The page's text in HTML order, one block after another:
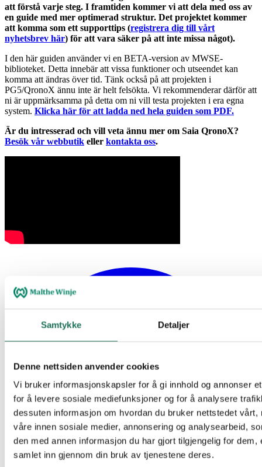
Samtykke Detaljer
Denne nettsiden anvender cookies
Vi bruker informasjonskapsler for å gi innhold og annonser
for å levere sosiale mediefunksjoner og for å analysere
dessuten informasjon om hvordan du bruker nettstedet vårt,
våre innen sosiale medier, annonsering og analysearbeid,
den med annen informasjon du har gjort tilgjengelig for dem,
samlet inn gjennom din bruk av tjenestene deres.
att förstå varje steg. I framtiden kommer vi att dela med oss av
en guide med mer optimerad struktur. Det projektet kommer
att komma som ett supporttips (registrera dig till vårt
nyhetsbrev här) för att vara säker på att inte missa något).
I den här guiden använder vi en BETA-version av MWSE-
biblioteket. Detta innebär att vissa funktioner och utseendet kan
komma att ändras över tid. Tänk också på att projekten i
PG5/QronoX ännu inte är helt felsökta. Vi rekommenderar därför att
ni är uppmärksamma på detta om ni vill testa projekten i era egna
system. Klicka här för att ladda ned hela guiden som PDF.
Är du intresserad och vill veta ännu mer om Saia QronoX?
Besök vår webbutik eller kontakta oss.